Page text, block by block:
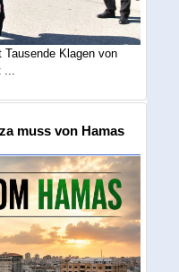
Tausende Klagen von
...
muss von Hamas